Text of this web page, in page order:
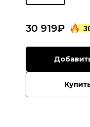
30 919₽